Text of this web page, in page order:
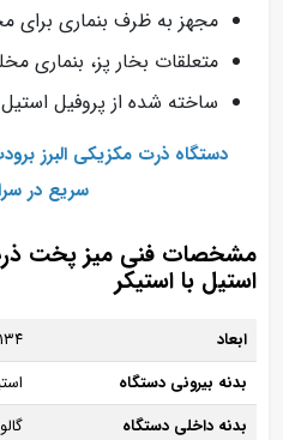
مجهز به ظرف بنماری برای
متعلقات بخار پز، بنماری
ساخته شده از پروفیل استیل ۴۰ در ۴۰ سانتی متر
دستگاه ذرت مکزیکی البرز
سریع در
مشخصات فنی میز پخت
استیل با استیکر
ابعاد
۱۳۴*60*85 سانتی متر
بدنه بیرونی دستگاه
بدنه داخلی دستگاه